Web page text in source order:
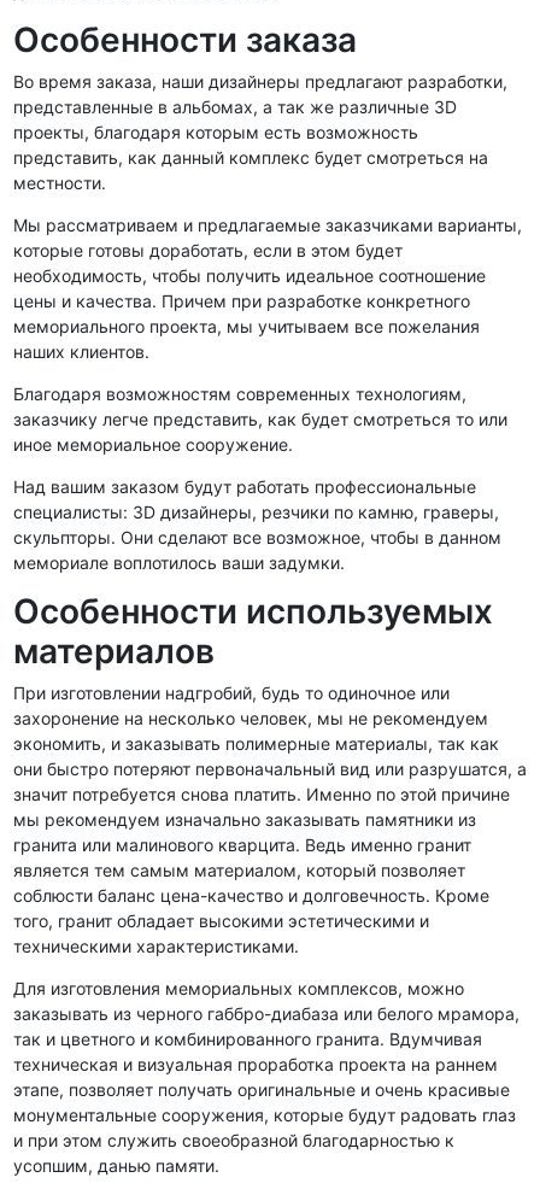
Особенности заказа
Во время заказа, наши дизайнеры предлагают разработки,
представленные в альбомах, а так же различные 3D
проекты, благодаря которым есть возможность
представить, как данный комплекс будет смотреться на
местности.
Мы рассматриваем и предлагаемые заказчиками варианты,
которые готовы доработать, если в этом будет
необходимость, чтобы получить идеальное соотношение
цены и качества. Причем при разработке конкретного
мемориального проекта, мы учитываем все пожелания
наших клиентов.
Благодаря возможностям современных технологиям,
заказчику легче представить, как будет смотреться то или
иное мемориальное сооружение.
Над вашим заказом будут работать профессиональные
специалисты: 3D дизайнеры, резчики по камню, граверы,
скульпторы. Они сделают все возможное, чтобы в данном
мемориале воплотилось ваши задумки.
Особенности используемых
материалов
При изготовлении надгробий, будь то одиночное или
захоронение на несколько человек, мы не рекомендуем
экономить, и заказывать полимерные материалы, так как
они быстро потеряют первоначальный вид или разрушатся, а
значит потребуется снова платить. Именно по этой причине
мы рекомендуем изначально заказывать памятники из
гранита или малинового кварцита. Ведь именно гранит
является тем самым материалом, который позволяет
соблюсти баланс цена-качество и долговечность. Кроме
того, гранит обладает высокими эстетическими и
техническими характеристиками.
Для изготовления мемориальных комплексов, можно
заказывать из черного габбро-диабаза или белого мрамора,
так и цветного и комбинированного гранита. Вдумчивая
техническая и визуальная проработка проекта на раннем
этапе, позволяет получать оригинальные и очень красивые
монументальные сооружения, которые будут радовать глаз
и при этом служить своеобразной благодарностью к
усопшим, данью памяти.